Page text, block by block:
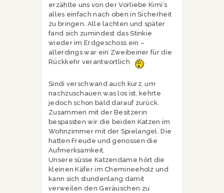
erzählte uns von der Vorliebe Kimi’s
alles einfach nach oben in Sicherheit
zu bringen. Alle lachten und später
fand sich zumindest das Stinkie
wieder im Erdgeschoss ein –
allerdings war ein Zweibeiner für die
Rückkehr verantwortlich
Sindi verschwand auch kurz, um
nachzuschauen was los ist, kehrte
jedoch schon bald darauf zurück.
Zusammen mit der Besitzerin
bespassten wir die beiden Katzen im
Wohnzimmer mit der Spielangel. Die
hatten Freude und genossen die
Aufmerksamkeit.
Unsere süsse Katzendame hört die
kleinen Käfer im Chemineeholz und
kann sich stundenlang damit
verweilen den Geräuschen zu